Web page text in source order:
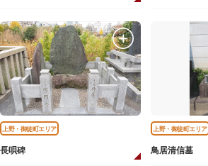
上野・御徒町エリア
長唄碑
上野・御徒町エリア
鳥居清信墓